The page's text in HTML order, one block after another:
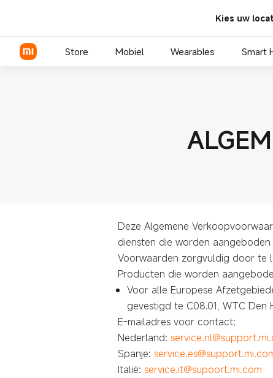
Kies uw
Store Mobiel Wearables Smart
Deze Algemene
diensten die worden
Voorwaarden zorgvuldig door te
Producten die worden
Voor alle Europese
gevestigd te C08.01, WTC Den
E-mailadres voor contact:
Nederland:
Spanje:
Italië: service.it@supoort.mi.com